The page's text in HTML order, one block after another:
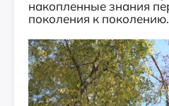
накопленные знания
поколения к поколению.